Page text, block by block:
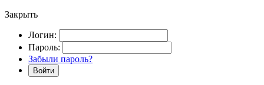
Закрыть
Логин:
Пароль:
Забыли пароль?
Войти